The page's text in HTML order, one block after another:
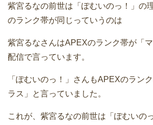
紫宮るなの前世は「ぽむいのっ！」の
のランク帯が同じっていうのは
紫宮るなさんはAPEXのランク帯が「
配信で言っています。
「ぽむいのっ！」さんもAPEXのラン
ラス」と言っていました。
これが、紫宮るなの前世は「ぽむいの